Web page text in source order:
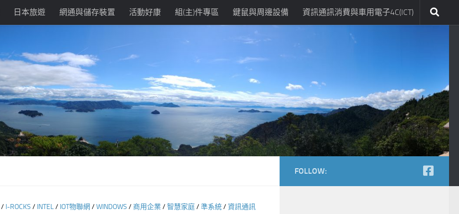
日本旅遊 網通與儲存裝置 活動好康 組(主)件專區 鍵鼠與周邊設備 資訊通訊消費與車用電子4C(ICT)
/ I-ROCKS / INTEL/ IOT物聯網 /WINDOWS /商用企業/智慧家庭/準系統/資訊通訊
FOLLOW: